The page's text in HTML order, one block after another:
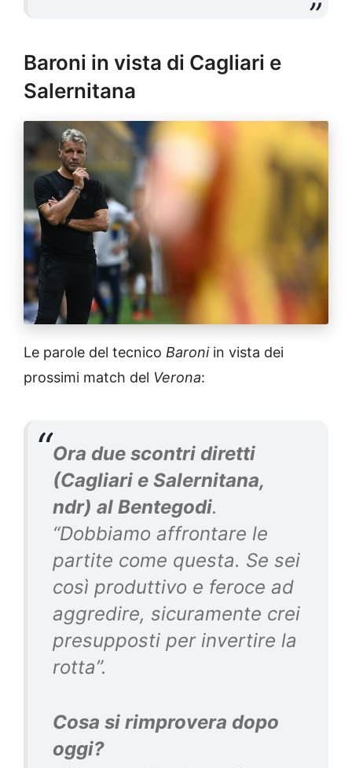
Baroni in vista di Cagliari e
Salernitana
Le parole del tecnico Baroniin vista dei
prossimi match del Verona:
Ora due scontri diretti
(Cagliari e Salernitana,
ndr) al Bentegodi.
“Dobbiamo affrontare le
partite come questa. Se sei
così produttivo e feroce ad
aggredire, sicuramente crei
presupposti per invertire la
rotta”.
Cosa si rimprovera dopo
oggi?